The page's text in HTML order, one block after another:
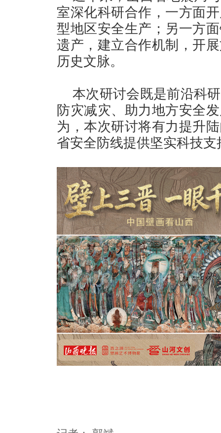
室深化科研合作，一方面
型地区安全生产；另一方
遗产，建立合作机制，开
历史文脉。
本次研讨会既是前沿科
防灾减灾、助力地方安全
为，本次研讨将有力提升
省安全防线提供坚实科技支